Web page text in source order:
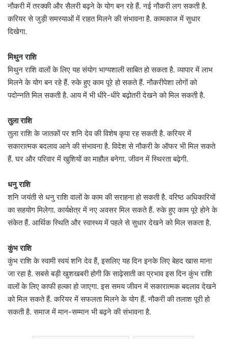
नौकरी में तरक्की और सैलरी बढ़ने के योग बन रहे हैं. नई नौकरी लग सकती है.
करियर से जुड़ी समस्याओं में राहत मिलने की संभावना है. कामकाज में सुधार
दिखेगा.
मिथुन राशि
मिथुन राशि वालों के लिए यह संयोग भाग्यशाली साबित हो सकता है. व्यापार में लाभ
मिलने के योग बन रहे हैं. रुके हुए काम पूरे हो सकते हैं. नौकरीपेशा लोगों को
पदोन्नति मिल सकती है. आय में भी धीरे-धीरे बढ़ोतरी देखने को मिल सकती है.
तुला राशि
तुला राशि के जातकों पर शनि देव की विशेष कृपा रह सकती है. करियर में
सकारात्मक बदलाव आने की संभावना है. विदेश से नौकरी के ऑफर भी मिल सकते
हैं. घर और परिवार में खुशियों का माहौल बनेगा. जीवन में स्थिरता बढ़ेगी.
धनु राशि
शनि जयंती से धनु राशि वालों के काम की सराहना हो सकती है. वरिष्ठ अधिकारियों
का सहयोग मिलेगा. कार्यक्षेत्र में नए अवसर मिल सकते हैं. रुके हुए काम पूरे होने के
संकेत हैं. आर्थिक स्थिति और स्वास्थ्य में पहले से सुधार देखने को मिल सकता है.
कुंभ राशि
कुंभ राशि के स्वामी स्वयं शनि देव हैं, इसलिए यह दिन इनके लिए बेहद खास माना
जा रहा है. सबसे बड़ी खुशखबरी होगी कि साढ़ेसाती का प्रभाव इस दिन कुंभ राशि
वालों के लिए काफी हल्का हो जाएगा. इस समय जीवन में सकारात्मक बदलाव देखने
को मिल सकते हैं. करियर में सफलता मिलने के योग हैं. नौकरी की तलाश पूरी हो
सकती है. समाज में मान-सम्मान भी बढ़ने की संभावना है.